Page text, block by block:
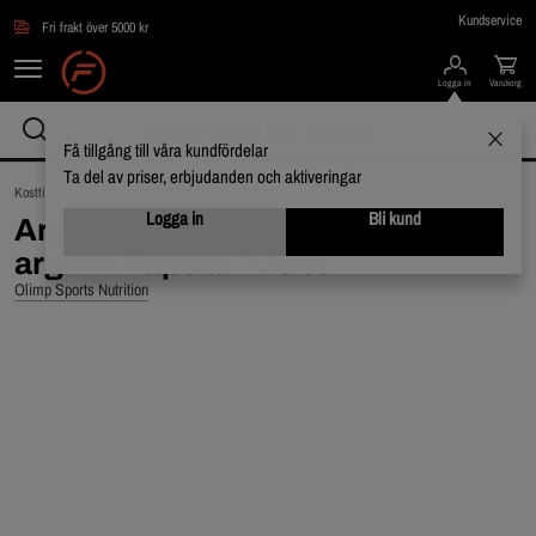
Fri frakt över 5000 kr Kundservice
Logga in
Få tillgång till våra kundfördelar
Ta del av priser, erbjudanden och aktiveringar
Logga in
Bli kund
Varukorg
Kosttillskott / Aminosyror / Enskilda aminosyror
ArgiPower 1500 Mega Caps L-
arginin Kapslar 120 st
Olimp Sports Nutrition